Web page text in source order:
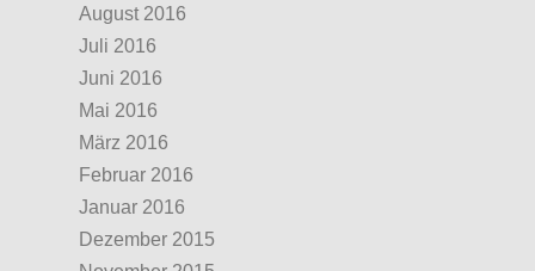
August 2016
Juli 2016
Juni 2016
Mai 2016
März 2016
Februar 2016
Januar 2016
Dezember 2015